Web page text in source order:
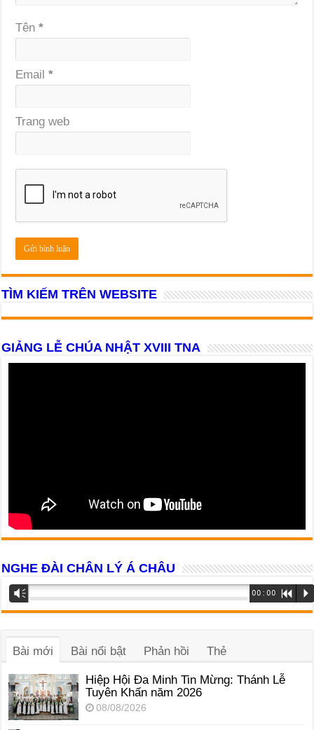
Tên*
Email*
Trang web
TÌM KIẾM TRÊN WEBSITE
GIẢNG LỄ CHÚA NHẬT XVIII TNA
NGHE ĐÀI CHÂN LÝ Á CHÂU
Trình
phát
âm
Vm 00:00 R P
Bài mới Bài nổi bật Phản hồi Thẻ
Hiệp Hội Đa Minh Tin Mừng: Thánh Lễ
Tuyên Khấn năm 2026
08/08/2026